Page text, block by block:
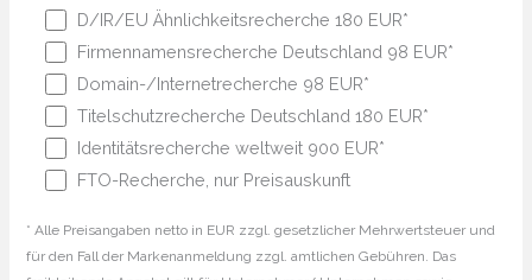
D/IR/EU Ähnlichkeitsrecherche 180 EUR*
Firmennamensrecherche Deutschland 98 EUR*
Domain-/Internetrecherche 98 EUR*
Titelschutzrecherche Deutschland 180 EUR*
Identitätsrecherche weltweit 900 EUR*
FTO-Recherche, nur Preisauskunft
* Alle Preisangaben netto in EUR zzgl. gesetzlicher Mehrwertsteuer und
für den Fall der Markenanmeldung zzgl. amtlichen Gebühren. Das